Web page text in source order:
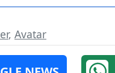
, Avatar